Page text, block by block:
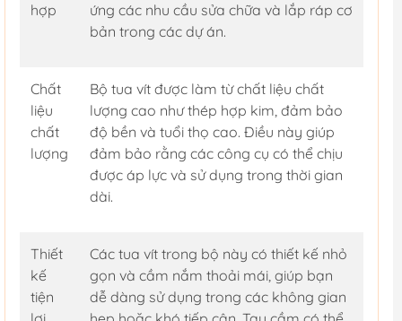
hợp
ứng các nhu cầu sửa chữa và lắp ráp cơ
bản trong các dự án.
Chất
liệu
chất
lượng
Bộ tua vít được làm từ chất liệu chất
lượng cao như thép hợp kim, đảm bảo
độ bền và tuổi thọ cao. Điều này giúp
đảm bảo rằng các công cụ có thể chịu
được áp lực và sử dụng trong thời gian
dài.
Thiết
kế
tiện
Các tua vít trong bộ này có thiết kế nhỏ
gọn và cầm nắm thoải mái, giúp bạn
dễ dàng sử dụng trong các không gian